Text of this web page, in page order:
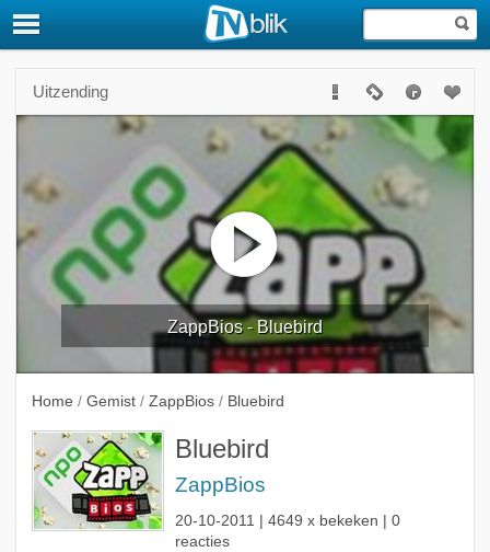
Uitzending
ZappBios - Bluebird
Home / Gemist / ZappBios / Bluebird
Bluebird
ZappBios
20-10-2011 | 4649 x bekeken | 0
reacties